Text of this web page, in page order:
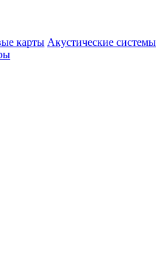
карты Акустические системы